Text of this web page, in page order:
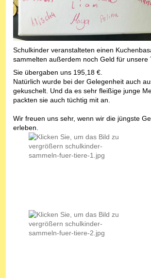
Schulkinder veranstalteten einen
sammelten außerdem noch Geld für unsere
Sie übergaben uns 195,18 €.
Natürlich wurde bei der Gelegenheit auch
gekuschelt. Und da es sehr fleißige junge
packten sie auch tüchtig mit an.
Wir freuen uns sehr, wenn wir die jüngste
erleben.